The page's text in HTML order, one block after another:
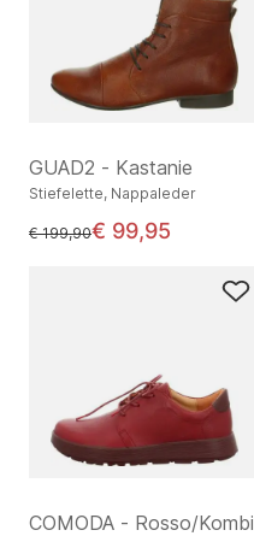
GUAD2 - Kastanie
Stiefelette, Nappaleder
statt
€ 199,90€ 99,95
COMODA - Rosso/Kombi